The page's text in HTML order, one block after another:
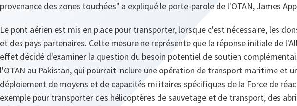
provenance des zones touchées" a expliqué le porte-parole de l'OTAN, James
Le pont aérien est mis en place pour transporter, lorsque c'est nécessaire, les
et des pays partenaires. Cette mesure ne représente que la réponse initiale de
effet décidé d'examiner la question du besoin potentiel de soutien
l'OTAN au Pakistan, qui pourrait inclure une opération de transport maritime et
déploiement de moyens et de capacités militaires spécifiques de la Force de
exemple pour transporter des hélicoptères de sauvetage et de transport, des